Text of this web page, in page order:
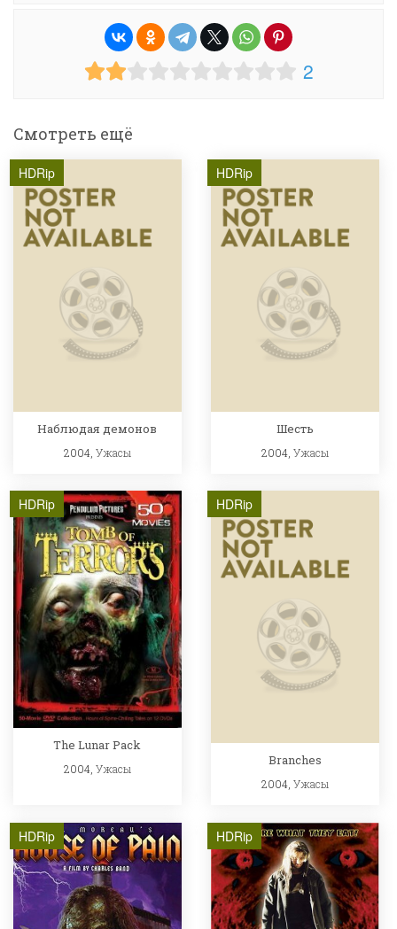
2
Смотреть ещё
HDRip
Наблюдая демонов
2004, Ужасы
HDRip
Шесть
2004,Ужасы
HDRip
The Lunar Pack
2004, Ужасы
HDRip
Branches
2004,Ужасы
HDRip HDRip